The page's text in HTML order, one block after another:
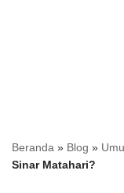
Beranda » Blog »
Sinar Matahari?